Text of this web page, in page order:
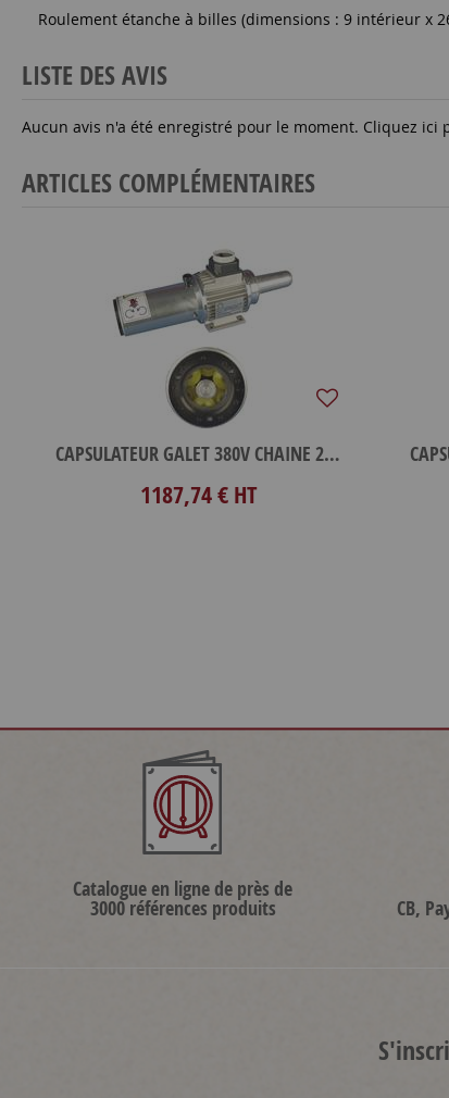
Roulement étanche à billes (dimensions : 9 intérieur x
LISTE DES AVIS
Aucun avis n'a été enregistré pour le moment. Cliquez ici
ARTICLES COMPLÉMENTAIRES
CAPSULATEUR GALET 380V CHAINE 2800T
1187,74 € HT
Catalogue en ligne de près de
3000 références produits CB,